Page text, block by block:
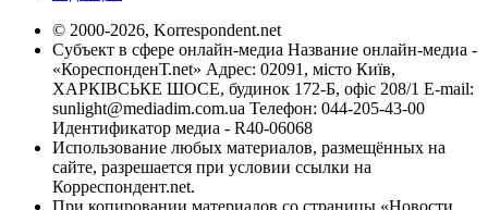
© 2000-2026, Korrespondent.net
Субъект в сфере онлайн-медиа Название онлайн-медиа -
«КореспонденТ.net» Адрес: 02091, місто Київ,
ХАРКІВСЬКЕ ШОСЕ, будинок 172-Б, офіс 208/1 E-mail:
sunlight@mediadim.com.ua Телефон: 044-205-43-00
Идентификатор медиа - R40-06068
Использование любых материалов, размещённых на
сайте, разрешается при условии ссылки на
Корреспондент.net.
При копировании материалов со страницы «Новости